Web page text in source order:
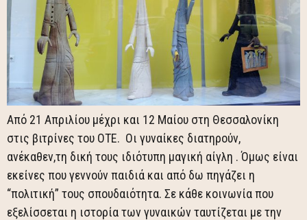
Από 21 Απριλίου μέχρι και 12 Μαίου στη Θεσσαλονίκη
στις βιτρίνες του ΟΤΕ. Οι γυναίκες διατηρούν,
ανέκαθεν,τη δική τους ιδιότυπη μαγική αίγλη . Όμως είναι
εκείνες που γεννούν παιδιά και από δω πηγάζει η
“πολιτική” τους σπουδαιότητα. Σε κάθε κοινωνία που
εξελίσσεται η ιστορία των γυναικών ταυτίζεται με την